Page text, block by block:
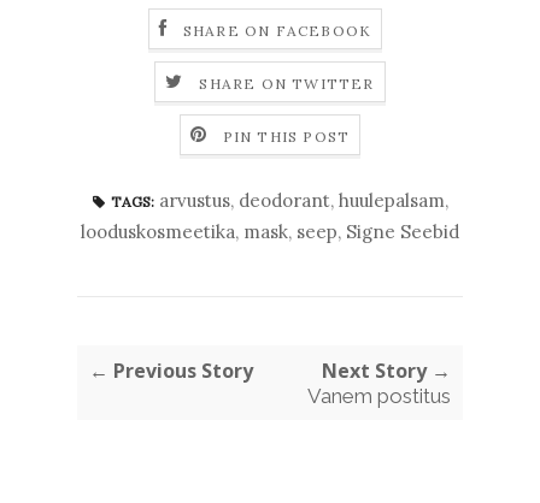
SHARE ON FACEBOOK
SHARE ON TWITTER
PIN THIS POST
TAGS: arvustus, deodorant, huulepalsam,
looduskosmeetika, mask, seep, Signe Seebid
← Previous Story Next Story →
Vanem postitus